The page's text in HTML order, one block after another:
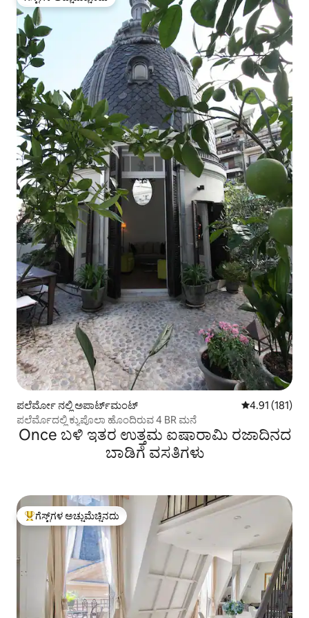
ಗೆಸ್ಟ್‌ಗಳ ಅಚ್ಚುಮೆಚ್ಚಿನದು
ಪಲೆರ್ಮೋ ನಲ್ಲಿ ಅಪಾರ್ಟ್‌ಮಂಟ್ 5 ರಲ್ಲಿ 4.91
4.91 (181)
ಪಲೆರ್ಮೊದಲ್ಲಿ ಕ್ಯುಪೊಲಾ ಹೊಂದಿರುವ 4 BR ಮನೆ
Once ಬಳಿ ಇತರ ಉತ್ತಮ ಐಷಾರಾಮಿ ರಜಾದಿನದ
ಬಾಡಿಗೆ ವಸತಿಗಳು
ಗೆಸ್ಟ್‌ಗಳಿಗೆ ಅತಿ ಹೆಚ್ಚು ಅಚ್ಚುಮೆಚ್ಚಿನದು
ಗೆಸ್ಟ್‌ಗಳ ಅಚ್ಚುಮೆಚ್ಚಿನದು